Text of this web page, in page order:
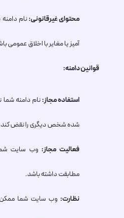
محتوای غیرقانونی:نام
آمیز یا مغایر با اخلاق عمومی
قوانین دامنه:
استفاده مجاز:نام دامنه
شده شخص دیگری را نقض
فعالیت مجاز: وب سایت شما
مطابقت داشته باشد.
نظارت: